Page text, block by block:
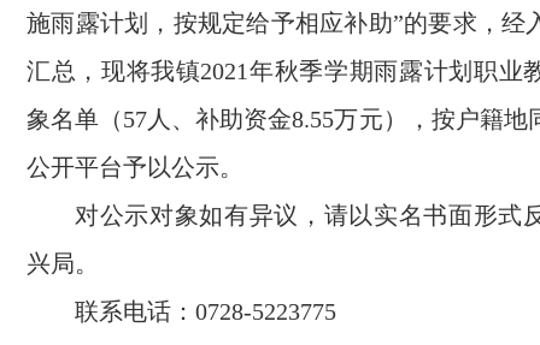
施雨露计划，按规定给予相应补助”的要求，经
汇总，现将我镇2021年秋季学期雨露计划职业
象名单（57人、补助资金8.55万元），按户籍地
公开平台予以公示。
对公示对象如有异议，请以实名书面形式
兴局。
联系电话：0728-5223775